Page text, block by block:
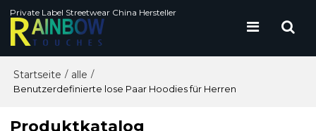
Private Label Streetwear China Hersteller
Startseite / alle /
Benutzerdefinierte lose Paar Hoodies für Herren
Produktkatalog